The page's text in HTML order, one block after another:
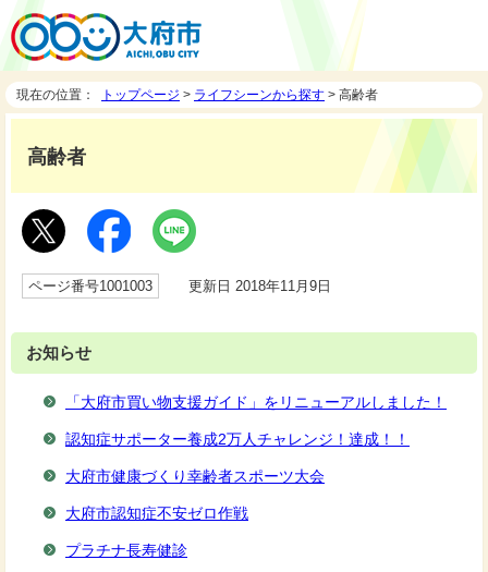
現在の位置： トップページ > ライフシーンから探す > 高齢者
高齢者
ページ番号1001003 更新日 2018年11月9日
お知らせ
「大府市買い物支援ガイド」をリニューアルしました！
認知症サポーター養成2万人チャレンジ！達成！！
大府市健康づくり幸齢者スポーツ大会
大府市認知症不安ゼロ作戦
プラチナ長寿健診